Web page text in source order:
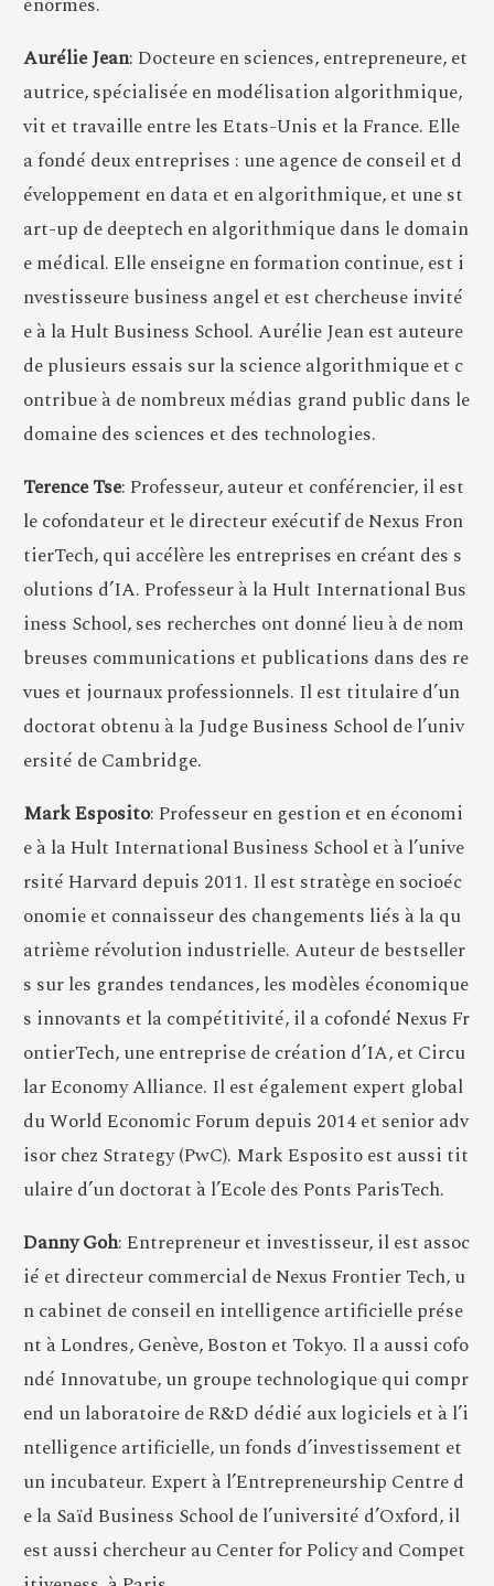
Aurélie Jean: Docteure en sciences, entrepreneure, et
autrice, spécialisée en modélisation algorithmique,
vit et travaille entre les Etats-Unis et la France. Elle
a fondé deux entreprises : une agence de conseil et d
éveloppement en data et en algorithmique, et une st
art-up de deeptech en algorithmique dans le domain
e médical. Elle enseigne en formation continue, est i
nvestisseure business angel et est chercheuse invité
e à la Hult Business School. Aurélie Jean est auteure
de plusieurs essais sur la science algorithmique et c
ontribue à de nombreux médias grand public dans le
domaine des sciences et des technologies.
Terence Tse: Professeur, auteur et conférencier, il est
le cofondateur et le directeur exécutif de Nexus Fron
tierTech, qui accélère les entreprises en créant des s
olutions d’IA. Professeur à la Hult International Bus
iness School, ses recherches ont donné lieu à de nom
breuses communications et publications dans des re
vues et journaux professionnels. Il est titulaire d’un
doctorat obtenu à la Judge Business School de l’univ
ersité de Cambridge.
Mark Esposito: Professeur en gestion et en économi
e à la Hult International Business School et à l’unive
rsité Harvard depuis 2011. Il est stratège en socioéc
onomie et connaisseur des changements liés à la qu
atrième révolution industrielle. Auteur de bestseller
s sur les grandes tendances, les modèles économique
s innovants et la compétitivité, il a cofondé Nexus Fr
ontierTech, une entreprise de création d’IA, et Circu
lar Economy Alliance. Il est également expert global
du World Economic Forum depuis 2014 et senior adv
isor chez Strategy (PwC). Mark Esposito est aussi tit
ulaire d’un doctorat à l’Ecole des Ponts ParisTech.
Danny Goh: Entrepreneur et investisseur, il est assoc
ié et directeur commercial de Nexus Frontier Tech, u
n cabinet de conseil en intelligence artificielle prése
nt à Londres, Genève, Boston et Tokyo. Il a aussi cofo
ndé Innovatube, un groupe technologique qui compr
end un laboratoire de R&D dédié aux logiciels et à l’i
ntelligence artificielle, un fonds d’investissement et
un incubateur. Expert à l’Entrepreneurship Centre d
e la Saïd Business School de l’université d’Oxford, il
est aussi chercheur au Center for Policy and Compet